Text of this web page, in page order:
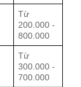
Từ
200.000 -
800.000
Từ
300.000 -
700.000